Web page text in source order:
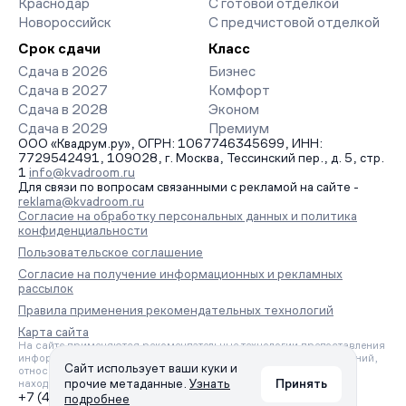
Краснодар
Новороссийск
С готовой отделкой
С предчистовой отделкой
Срок сдачи
Сдача в 2026
Сдача в 2027
Сдача в 2028
Сдача в 2029
Класс
Бизнес
Комфорт
Эконом
Премиум
ООО «Квадрум.ру», ОГРН: 1067746345699, ИНН:
7729542491, 109028, г. Москва, Тессинский пер., д. 5, стр.
1 info@kvadroom.ru
Для связи по вопросам связанными с рекламой на сайте -
reklama@kvadroom.ru
Согласие на обработку персональных данных и политика
конфиденциальности
Пользовательское соглашение
Согласие на получение информационных и рекламных
рассылок
Правила применения рекомендательных технологий
Карта сайта
На сайте применяются рекомендательные технологии предоставления
информации на основе сбора, систематизации и анализа сведений,
относящихся к предпочтениям пользователей сети «Интернет»,
находящихся на территории Российской Федерации.
+7 (495) 157-88-80
Сайт использует ваши куки и
прочие метаданные. Узнать
подробнее
Принять